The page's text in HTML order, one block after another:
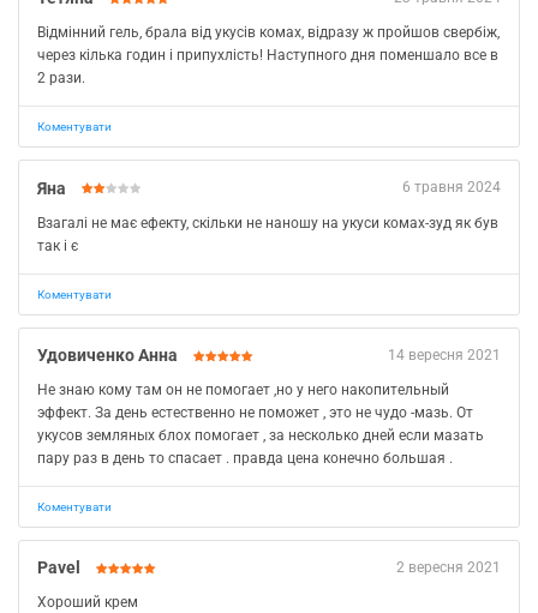
Відмінний гель, брала від укусів комах, відразу ж пройшов свербіж,
через кілька годин і припухлість! Наступного дня поменшало все в
2 рази.
Коментувати
6 травня 2024
Яна
Взагалі не має ефекту, скільки не наношу на укуси комах-зуд як був
так і є
Коментувати
14 вересня 2021
Удовиченко Анна
Не знаю кому там он не помогает ,но у него накопительный
эффект. За день естественно не поможет , это не чудо -мазь. От
укусов земляных блох помогает , за несколько дней если мазать
пару раз в день то спасает . правда цена конечно большая .
Коментувати
2 вересня 2021
Pavel
Хороший крем